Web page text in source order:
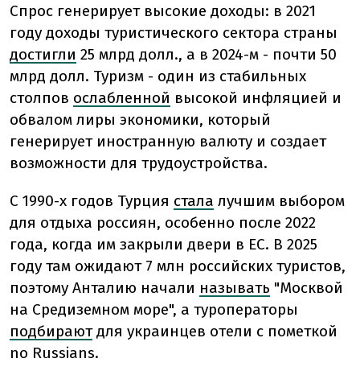
Спрос генерирует высокие доходы: в 2021
году доходы туристического сектора страны
достигли 25 млрд долл., а в 2024-м - почти 50
млрд долл. Туризм - один из стабильных
столпов ослабленной высокой инфляцией и
обвалом лиры экономики, который
генерирует иностранную валюту и создает
возможности для трудоустройства.
С 1990-х годов Турция стала лучшим выбором
для отдыха россиян, особенно после 2022
года, когда им закрыли двери в ЕС. В 2025
году там ожидают 7 млн российских туристов,
поэтому Анталию начали называть "Москвой
на Средиземном море", а туроператоры
подбирают для украинцев отели с пометкой
no Russians.